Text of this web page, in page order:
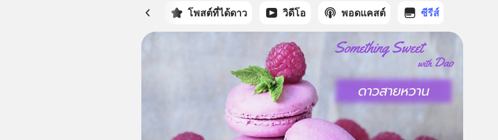
หน้าหลัก โพสต์ที่ได้ดาว วิดีโอ พอดแคสต์ ซีรีส์